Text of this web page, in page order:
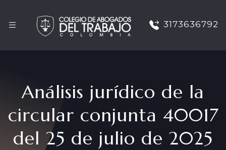
3173636792
Análisis jurídico de la
circular conjunta 40017
del 25 de julio de 2025